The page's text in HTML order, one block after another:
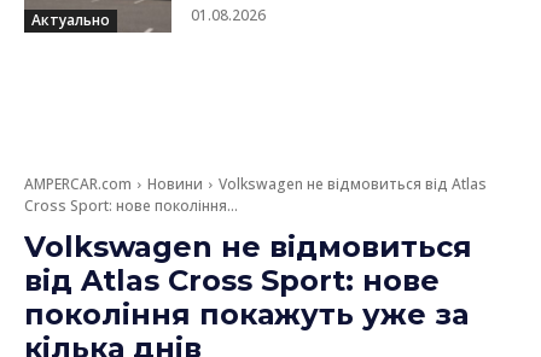
Актуально 01.08.2026